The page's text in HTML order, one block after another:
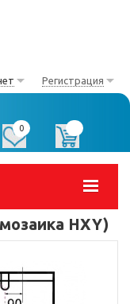
Регистрация
0
HXY)